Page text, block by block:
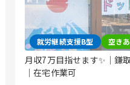
就労継続支援B型 空き
月収7万目指せます✨｜鎌
｜在宅作業可